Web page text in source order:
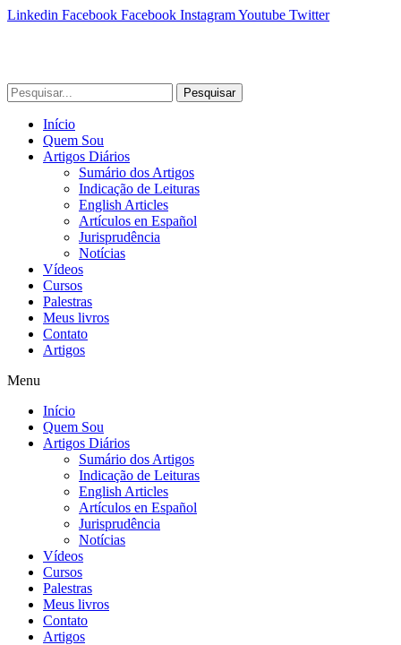
Linkedin Facebook Facebook InstagramYoutube Twitter
Pesquisar
Início
Quem Sou
Artigos Diários
Sumário dos Artigos
Indicação de Leituras
English Articles
Artículos en Español
Jurisprudência
Notícias
Vídeos
Cursos
Palestras
Meus livros
Contato
Artigos
Menu
Início
Quem Sou
Artigos Diários
Sumário dos Artigos
Indicação de Leituras
English Articles
Artículos en Español
Jurisprudência
Notícias
Vídeos
Cursos
Palestras
Meus livros
Contato
Artigos